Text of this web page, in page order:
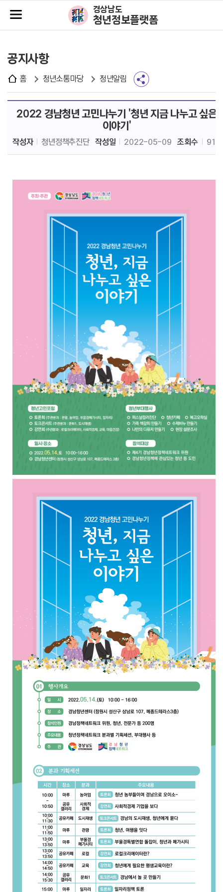
주메뉴바로가기
본문바로가기
경상남도
청년정보플랫폼
공지사항
홈 청년소통마당 청년알림
2022 경남청년 고민나누기 '청년 지금 나누고 싶은
이야기'
작성자 청년정책추진단 작성일 2022-05-09 조회수 912